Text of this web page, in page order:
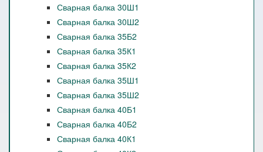
Сварная балка 30Ш1
Сварная балка 30Ш2
Сварная балка 35Б2
Сварная балка 35К1
Сварная балка 35К2
Сварная балка 35Ш1
Сварная балка 35Ш2
Сварная балка 40Б1
Сварная балка 40Б2
Сварная балка 40К1